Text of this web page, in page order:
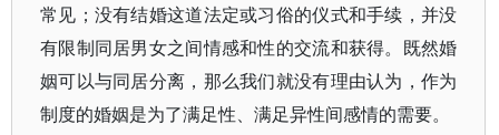
常见；没有结婚这道法定或习俗的仪式和手续，并没
有限制同居男女之间情感和性的交流和获得。既然婚
姻可以与同居分离，那么我们就没有理由认为，作为
制度的婚姻是为了满足性、满足异性间感情的需要。